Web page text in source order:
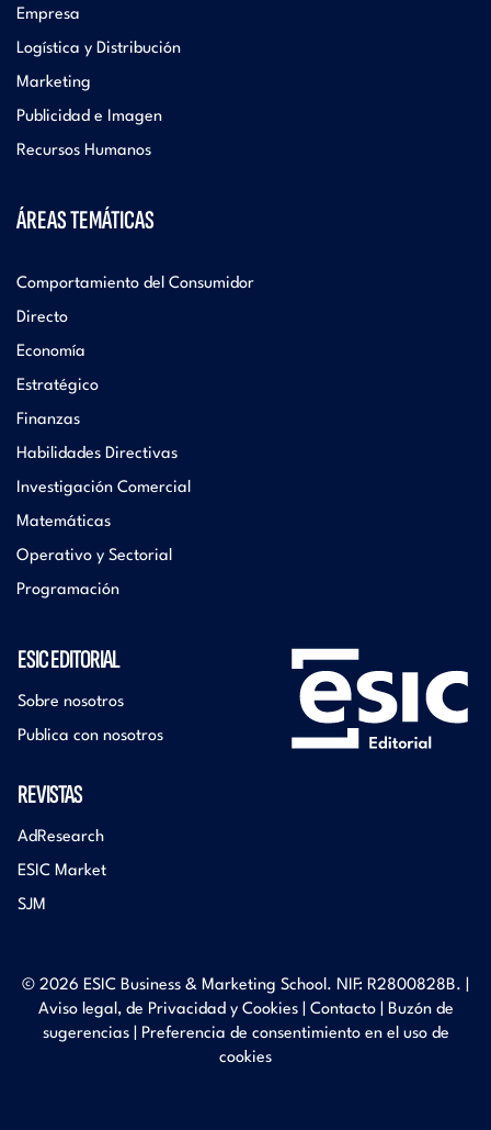
Empresa
Logística y Distribución
Marketing
Publicidad e Imagen
Recursos Humanos
ÁREAS TEMÁTICAS
Comportamiento del Consumidor
Directo
Economía
Estratégico
Finanzas
Habilidades Directivas
Investigación Comercial
Matemáticas
Operativo y Sectorial
Programación
ESIC EDITORIAL
Sobre nosotros
Publica con nosotros
REVISTAS
AdResearch
ESIC Market
SJM
© 2026 ESIC Business & Marketing School. NIF: R2800828B. |
Aviso legal, de Privacidad y Cookies| Contacto| Buzón de
sugerencias| Preferencia de consentimiento en el uso de
cookies